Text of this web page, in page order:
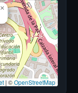
×
| ©OpenStreetMap